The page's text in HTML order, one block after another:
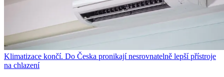
Klimatizace končí. Do Česka pronikají nesrovnatelně lepší přístroje
na chlazení